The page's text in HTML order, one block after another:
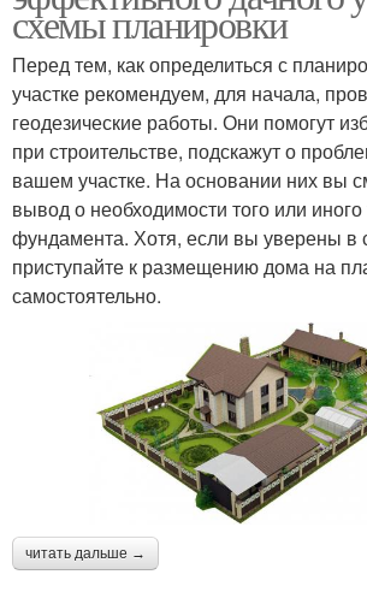
схемы планировки
Перед тем, как определиться с
участке рекомендуем, для начала,
геодезические работы. Они помогут
при строительстве, подскажут о
вашем участке. На основании них вы
вывод о необходимости того или иного
фундамента. Хотя, если вы уверены в
приступайте к размещению дома на
самостоятельно.
читать дальше →